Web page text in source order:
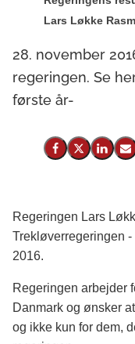
Lars Løkke
28. november
regeringen. Se
første år-
Del på Facebook
Del på X
Del på
Regeringen Lars
Trekløverregeringen
2016.
Regeringen arbejder
Danmark og ønsker
og ikke kun for dem,